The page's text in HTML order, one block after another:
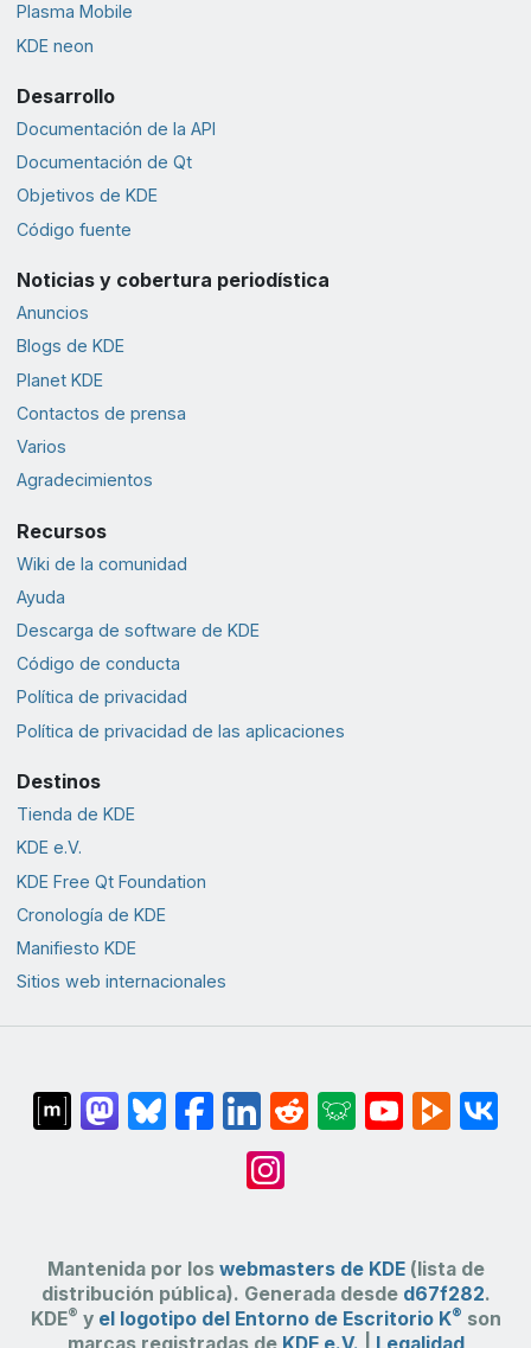
Plasma Mobile
KDE neon
Desarrollo
Documentación de la API
Documentación de Qt
Objetivos de KDE
Código fuente
Noticias y cobertura periodística
Anuncios
Blogs de KDE
Planet KDE
Contactos de prensa
Varios
Agradecimientos
Recursos
Wiki de la comunidad
Ayuda
Descarga de software de KDE
Código de conducta
Política de privacidad
Política de privacidad de las aplicaciones
Destinos
Tienda de KDE
KDE e.V.
KDE Free Qt Foundation
Cronología de KDE
Manifiesto KDE
Sitios web internacionales
Mantenida por los webmasters de KDE(lista de
distribución pública). Generada desde d67f282.
KDE® y el logotipo del Entorno de Escritorio K® son